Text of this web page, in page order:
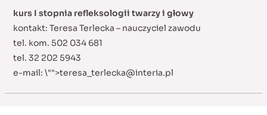
kurs I stopnia refleksologii twarzy i głowy
kontakt: Teresa Terlecka – nauczyciel zawodu
tel. kom. 502 034 681
tel. 32 202 5943
e-mail: \"">teresa_terlecka@interia.pl